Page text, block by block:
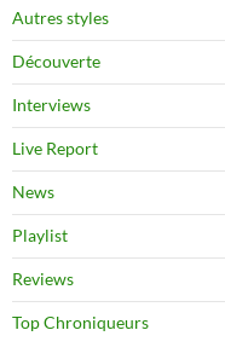
Autres styles
Découverte
Interviews
Live Report
News
Playlist
Reviews
Top Chroniqueurs